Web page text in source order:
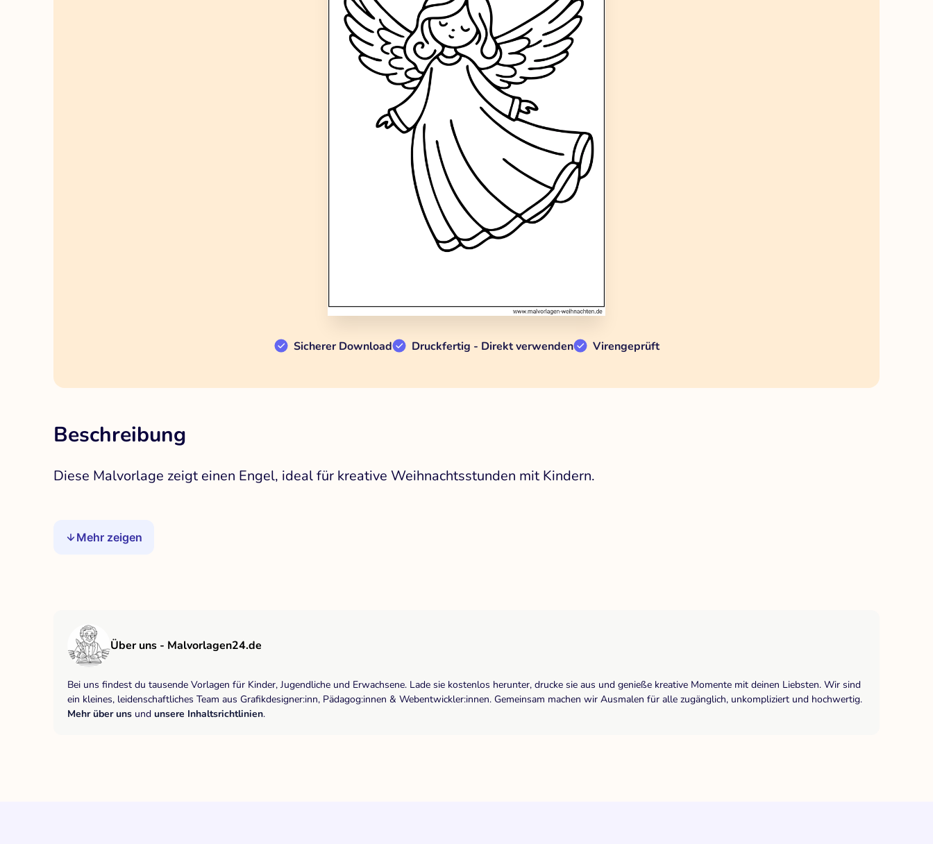
Sicherer Download Druckfertig - Direkt verwenden Virengeprüft
Beschreibung
Diese Malvorlage zeigt einen Engel, ideal für kreative Weihnachtsstunden mit Kindern.
Mehr zeigen
Über uns - Malvorlagen24.de
Bei uns findest du tausende Vorlagen für Kinder, Jugendliche und Erwachsene. Lade sie kostenlos herunter, drucke sie aus und genieße kreative Momente mit deinen Liebsten. Wir sind
ein kleines, leidenschaftliches Team aus Grafikdesigner:inn, Pädagog:innen & Webentwickler:innen. Gemeinsam machen wir Ausmalen für alle zugänglich, unkompliziert und hochwertig.
Mehr über uns und unsere Inhaltsrichtlinien.